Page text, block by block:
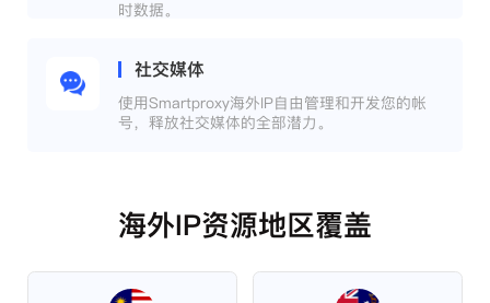
时数据。
社交媒体
使用Smartproxy海外IP自由管理和开发您的帐
号，释放社交媒体的全部潜力。
海外IP资源地区覆盖